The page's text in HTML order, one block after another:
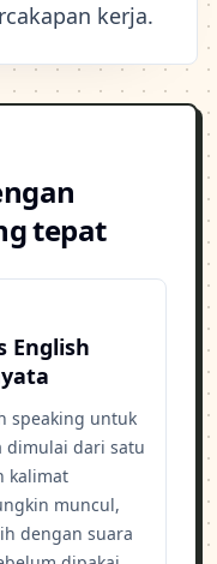
kerja.
tepat
English
speaking untuk
dimulai dari satu
kalimat
muncul,
dengan suara